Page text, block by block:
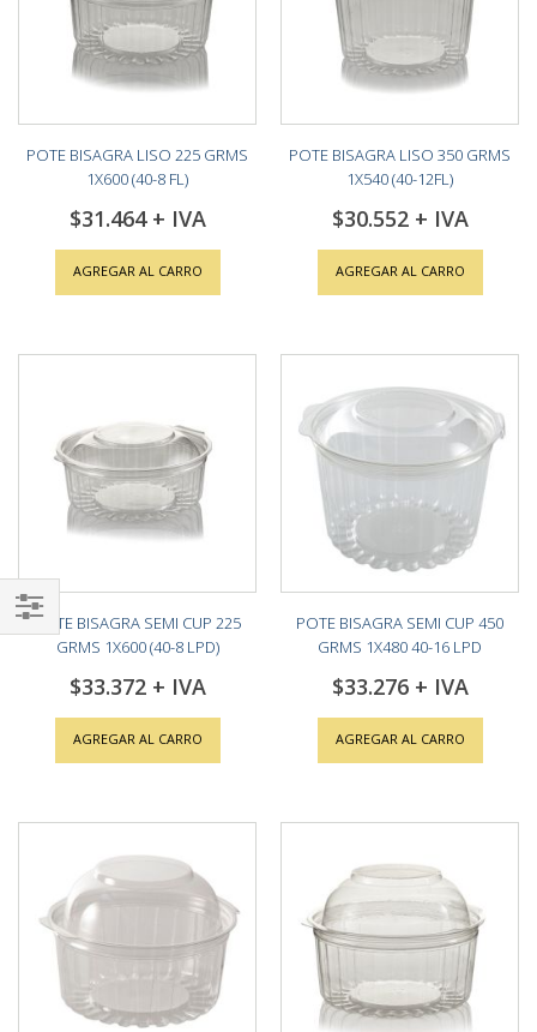
POTE BISAGRA LISO 225 GRMS
1X600 (40-8 FL)
$31.464
AGREGAR AL CARRO
POTE BISAGRA LISO 350 GRMS
1X540 (40-12FL)
$30.552
AGREGAR AL CARRO
POTE BISAGRA SEMI CUP 225
GRMS 1X600 (40-8 LPD)
$33.372
AGREGAR AL CARRO
POTE BISAGRA SEMI CUP 450
GRMS 1X480 40-16 LPD
$33.276
AGREGAR AL CARRO
Shop